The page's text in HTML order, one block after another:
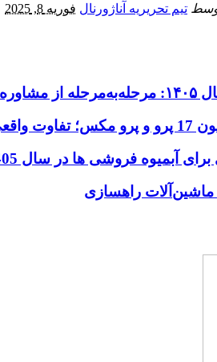
تیم تحریریه آناژورنال فوریه 8, 2025
عادی
کجاست؟
آبمیوه فروشی ها در سال 1405 + عکس
ماشین‌آلات راهسازی